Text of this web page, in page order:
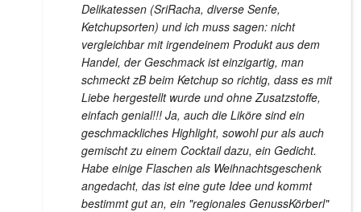
Delikatessen (SriRacha, diverse Senfe,
Ketchupsorten) und ich muss sagen: nicht
vergleichbar mit irgendeinem Produkt aus dem
Handel, der Geschmack ist einzigartig, man
schmeckt zB beim Ketchup so richtig, dass es mit
Liebe hergestellt wurde und ohne Zusatzstoffe,
einfach genial!!! Ja, auch die Liköre sind ein
geschmackliches Highlight, sowohl pur als auch
gemischt zu einem Cocktail dazu, ein Gedicht.
Habe einige Flaschen als Weihnachtsgeschenk
angedacht, das ist eine gute Idee und kommt
bestimmt gut an, ein "regionales GenussKörberl"